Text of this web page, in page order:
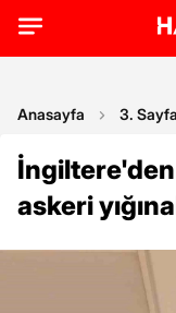
Anasayfa 3. Sayfa
askeri